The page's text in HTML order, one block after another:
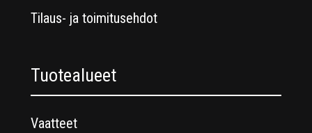
Tilaus- ja toimitusehdot
Tuotealueet
Vaatteet